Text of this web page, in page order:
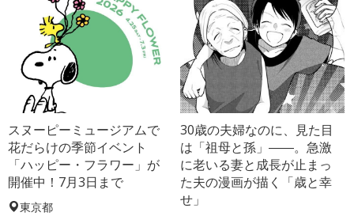
スヌーピーミュージアムで
花だらけの季節イベント
「ハッピー・フラワー」が
開催中！7月3日まで
東京都
30歳の夫婦なのに、見た目
は「祖母と孫」――。急激
に老いる妻と成長が止まっ
た夫の漫画が描く「歳と幸
せ」